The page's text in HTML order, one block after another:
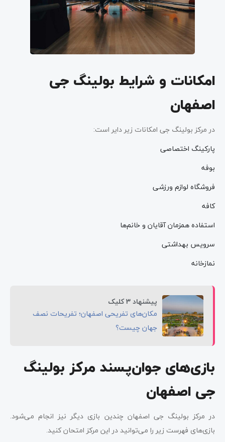
امکانات و شرایط بولینگ جی
اصفهان
در مرکز بولینگ جی امکانات زیر دایر است:
پارکینگ اختصاصی
بوفه
فروشگاه لوازم ورزشی
کافه
استفاده همزمان آقایان و خانم‌ها
سرویس بهداشتی
نمازخانه
پیشنهاد 3 کلیک
مکان‌های تفریحی اصفهان؛ تفریحات نصف
جهان چیست؟
بازی‌های جوان‌پسند مرکز بولینگ
جی اصفهان
در مرکز بولینگ جی اصفهان چندین بازی دیگر نیز انجام می‌شود.
بازی‌های فهرست زیر را می‌توانید در این مرکز امتحان کنید.